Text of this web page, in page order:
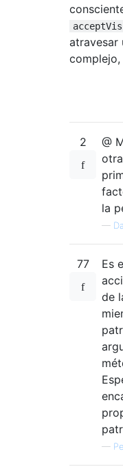
atravesar
complejo,
2
@
la
—
77
Es
de
—